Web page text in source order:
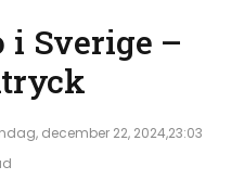
i Sverige –
december 22, 2024,23:03